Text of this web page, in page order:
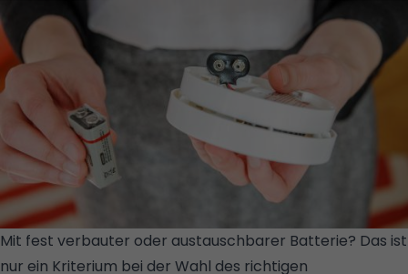
Mit fest verbauter oder austauschbarer Batterie? Das ist
nur ein Kriterium bei der Wahl des richtigen